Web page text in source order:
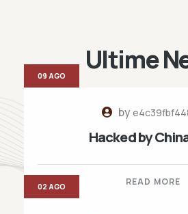
Ultime
by
Hacked by
READ MORE
09 AGO
02 AGO